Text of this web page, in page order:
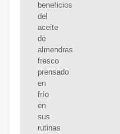
beneficios
del
aceite
de
almendras
fresco
prensado
en
frío
en
sus
rutinas